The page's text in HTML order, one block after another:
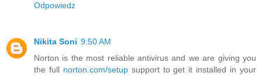
Odpowiedz
Nikita Soni 9:50 AM
Norton is the most reliable antivirus and we are giving you
the full norton.com/setupsupport to get it installed in your